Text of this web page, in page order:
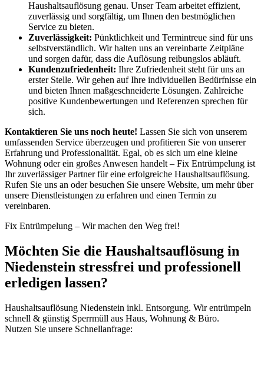
Haushaltsauflösung genau. Unser Team arbeitet effizient,
zuverlässig und sorgfältig, um Ihnen den bestmöglichen
Service zu bieten.
Zuverlässigkeit: Pünktlichkeit und Termintreue sind für uns
selbstverständlich. Wir halten uns an vereinbarte Zeitpläne
und sorgen dafür, dass die Auflösung reibungslos abläuft.
Kundenzufriedenheit: Ihre Zufriedenheit steht für uns an
erster Stelle. Wir gehen auf Ihre individuellen Bedürfnisse ein
und bieten Ihnen maßgeschneiderte Lösungen. Zahlreiche
positive Kundenbewertungen und Referenzen sprechen für
sich.
Kontaktieren Sie uns noch heute! Lassen Sie sich von unserem
umfassenden Service überzeugen und profitieren Sie von unserer
Erfahrung und Professionalität. Egal, ob es sich um eine kleine
Wohnung oder ein großes Anwesen handelt – Fix Entrümpelung ist
Ihr zuverlässiger Partner für eine erfolgreiche Haushaltsauflösung.
Rufen Sie uns an oder besuchen Sie unsere Website, um mehr über
unsere Dienstleistungen zu erfahren und einen Termin zu
vereinbaren.
Fix Entrümpelung – Wir machen den Weg frei!
Möchten Sie die Haushaltsauflösung in
Niedenstein stressfrei und professionell
erledigen lassen?
Haushaltsauflösung Niedenstein inkl. Entsorgung. Wir entrümpeln
schnell & günstig Sperrmüll aus Haus, Wohnung & Büro.
Nutzen Sie unsere Schnellanfrage: